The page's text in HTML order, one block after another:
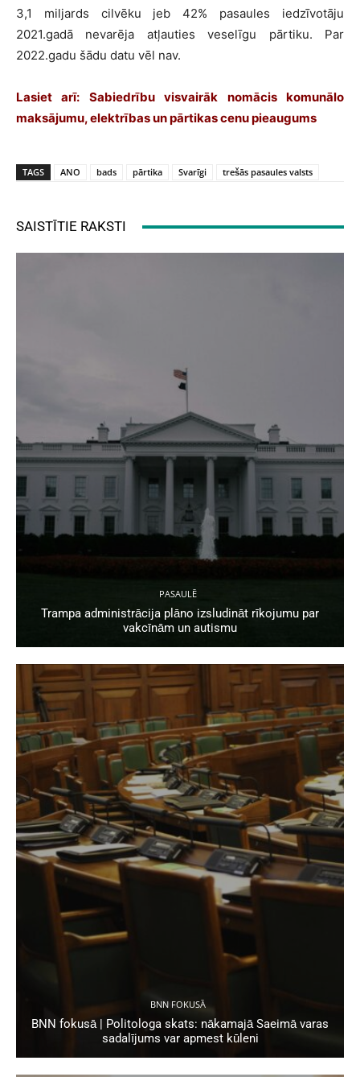
3,1 miljards cilvēku jeb 42% pasaules iedzīvotāju
2021.gadā nevarēja atļauties veselīgu pārtiku. Par
2022.gadu šādu datu vēl nav.
Lasiet arī: Sabiedrību visvairāk nomācis komunālo
maksājumu, elektrības un pārtikas cenu pieaugums
TAGS ANO bads pārtika Svarīgi trešās pasaules valsts
SAISTĪTIE RAKSTI
PASAULĒ
Trampa administrācija plāno izsludināt rīkojumu par
vakcīnām un autismu
BNN FOKUSĀ
BNN fokusā | Politologa skats: nākamajā Saeimā varas
sadalījums var apmest kūleni